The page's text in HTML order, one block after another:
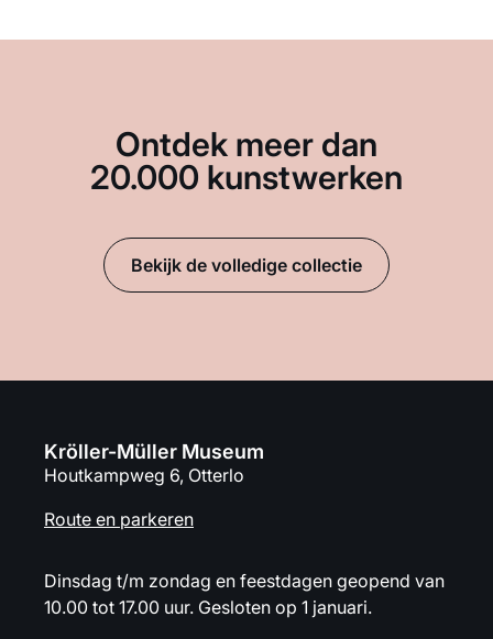
Ontdek meer dan
20.000 kunstwerken
Bekijk de volledige collectie
Kröller-Müller Museum
Houtkampweg 6, Otterlo
Route en parkeren
Dinsdag t/m zondag en feestdagen geopend van
10.00 tot 17.00 uur. Gesloten op 1 januari.